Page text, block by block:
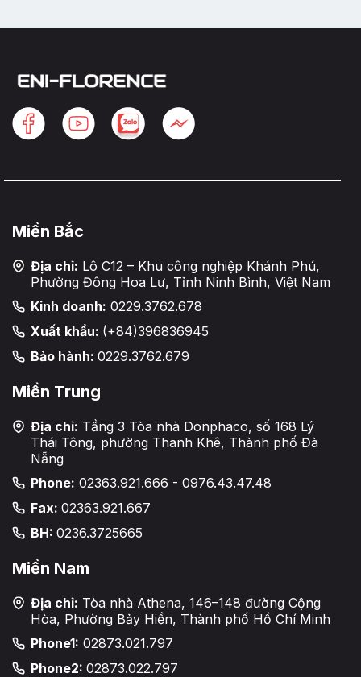
Miền Bắc
Địa chỉ: Lô C12 – Khu công nghiệp Khánh Phú,
Phường Đông Hoa Lư, Tỉnh Ninh Bình, Việt Nam
Kinh doanh: 0229.3762.678
Xuất khẩu: (+84)396836945
Bảo hành: 0229.3762.679
Miền Trung
Địa chỉ: Tầng 3 Tòa nhà Donphaco, số 168 Lý
Thái Tông, phường Thanh Khê, Thành phố Đà
Nẵng
Phone: 02363.921.666 - 0976.43.47.48
Fax: 02363.921.667
BH: 0236.3725665
Miền Nam
Địa chỉ: Tòa nhà Athena, 146–148 đường Cộng
Hòa, Phường Bảy Hiền, Thành phố Hồ Chí Minh
Phone1: 02873.021.797
Phone2: 02873.022.797